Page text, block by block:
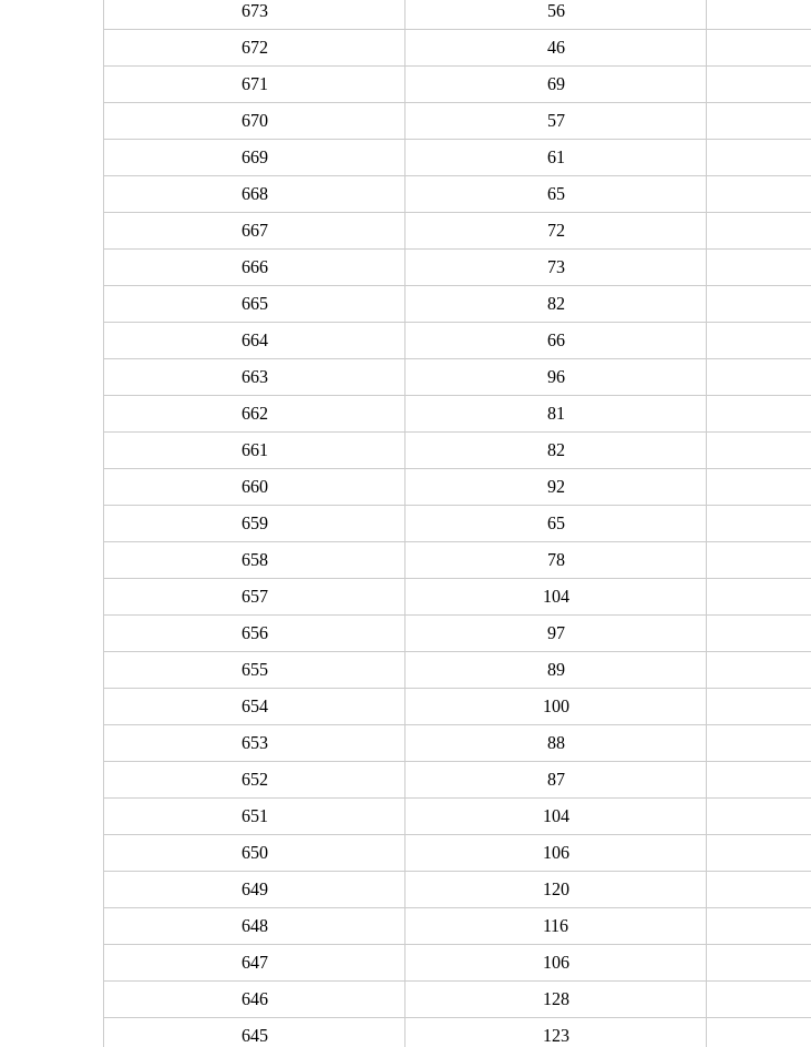
673
56
672
46
671
69
670
57
669
61
668
65
667
72
666
73
665
82
664
66
663
96
662
81
661
82
660
92
659
65
658
78
657
104
656
97
655
89
654
100
653
88
652
87
651
104
650
106
649
120
648
116
647
106
646
128
645
123